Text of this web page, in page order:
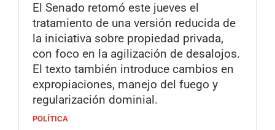
El Senado retomó este jueves el
tratamiento de una versión reducida de
la iniciativa sobre propiedad privada,
con foco en la agilización de desalojos.
El texto también introduce cambios en
expropiaciones, manejo del fuego y
regularización dominial.
POLÍTICA